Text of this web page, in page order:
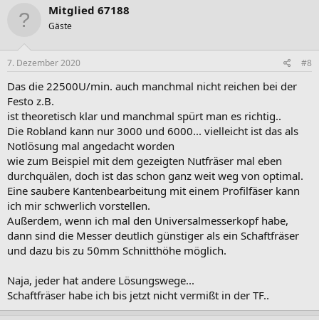
t
n
e
Mitglied 67188
Gäste
7. Dezember 2020 #8
Das die 22500U/min. auch manchmal nicht reichen bei der
Festo z.B.
ist theoretisch klar und manchmal spürt man es richtig..
Die Robland kann nur 3000 und 6000... vielleicht ist das als
Notlösung mal angedacht worden
wie zum Beispiel mit dem gezeigten Nutfräser mal eben
durchquälen, doch ist das schon ganz weit weg von optimal.
Eine saubere Kantenbearbeitung mit einem Profilfäser kann
ich mir schwerlich vorstellen.
Außerdem, wenn ich mal den Universalmesserkopf habe,
dann sind die Messer deutlich günstiger als ein Schaftfräser
und dazu bis zu 50mm Schnitthöhe möglich.
Naja, jeder hat andere Lösungswege...
Schaftfräser habe ich bis jetzt nicht vermißt in der TF..